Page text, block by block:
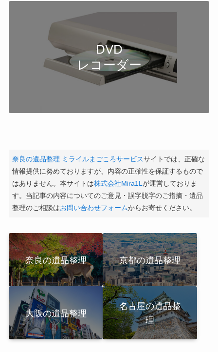
DVD
レコーダー
奈良の遺品整理 ミライルまごころサービスサイトでは、正確な
情報提供に努めておりますが、内容の正確性を保証するもので
はありません。本サイトは株式会社Mira1L が運営しておりま
す。当記事の内容についてのご意見・誤字脱字のご指摘・遺品
整理のご相談はお問い合わせフォームからお寄せください。
奈良の遺品整理
大阪の遺品整理
京都の遺品整理
名古屋の遺品整
理